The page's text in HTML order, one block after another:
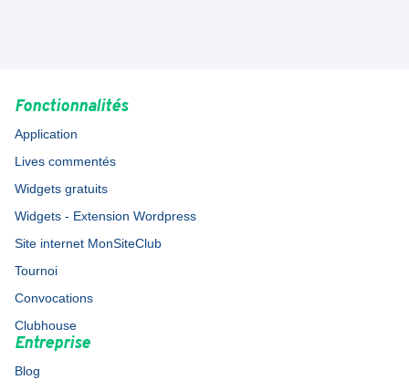
Fonctionnalités
Application
Lives commentés
Widgets gratuits
Widgets - Extension Wordpress
Site internet MonSiteClub
Tournoi
Convocations
Clubhouse
Entreprise
Blog